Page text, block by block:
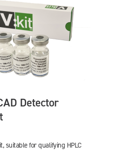
Detector
suitable for qualifying HPLC